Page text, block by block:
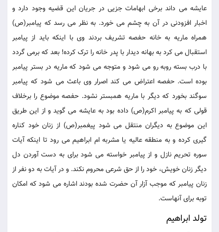
عایشه می داند برخی ابهامات جزیی در جریان این قضیه وجود دارد و
اخبار افزودنی در آن به چشم می خورد. به نظر می رسد که پیامبر(ص)
همراه ماریه به خانه حفصه تشریف بردند وی با اینکه باید از پیامبر
استقبال می کرد به بهانه دیدار با پدر خانه را ترک کرده! بعد که برمی گردد
با درب بسته روبه رو می شود و متوجه می شود که ماریه در بستر پیامبر
بوده است. حفصه اعتراض می کند اصرار وی باعث می شود که پیامبر
سوگند بخورد که دیگر با ماریه همبستر نشود. حفصه موضوع را برخلاف
قولی که به پیامبر اکرم(ص) داده بود به عایشه می گوید و از این طریق
این موضوع به دیگران منتقل می شود پیغمبر(ص) از زنان خود کناره
گیری کرده و به منطقه عالیه یا مشربه ام ابراهیم می رود تا اینکه آیات
سوره تحریم نازل و از پیامبر خواسته می شود برای به دست آوردن دل
دیگر زنان خویش، خود را از حق شرعی محروم نکند. و در آیات به دو نفر از
زنان پیامبر که موجب آزار آن حضرت شده بودند اشاره می شود که امکان
توبه برای آنهاست.
تولد ابراهیم